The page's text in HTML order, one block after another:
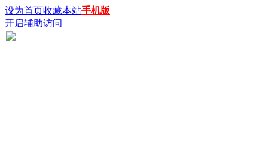
设为首页收藏本站手机版
开启辅助访问